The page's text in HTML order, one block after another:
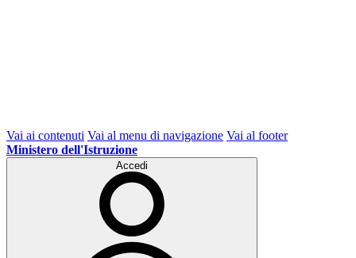
Vai ai contenuti Vai al menu di navigazione Vai al footer
Ministero dell'Istruzione
Accedi